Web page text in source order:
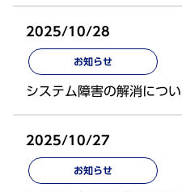
2025/10/28
お知らせ
システム障害の解消につ
2025/10/27
お知らせ